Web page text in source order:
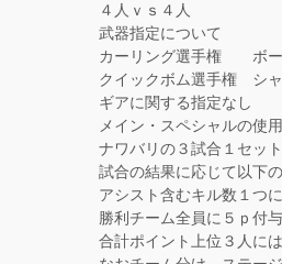
４人ｖｓ４人
武器指定について
カーリング選手権 ボー
クイックボム選手権 シ
ギアに関する指定なし
メイン・スペシャルの使
ナワバリの３試合１セッ
試合の結果に応じて以下
アシスト含むキル数１つ
勝利チーム全員に５ｐ付与
合計ポイント上位３人に